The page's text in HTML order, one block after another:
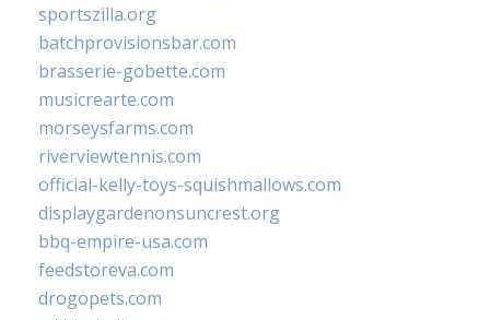
sportszilla.org
batchprovisionsbar.com
brasserie-gobette.com
musicrearte.com
morseysfarms.com
riverviewtennis.com
official-kelly-toys-squishmallows.com
displaygardenonsuncrest.org
bbq-empire-usa.com
feedstoreva.com
drogopets.com